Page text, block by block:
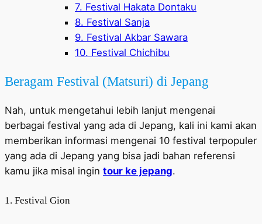
7. Festival Hakata Dontaku
8. Festival Sanja
9. Festival Akbar Sawara
10. Festival Chichibu
Beragam Festival (Matsuri) di Jepang
Nah, untuk mengetahui lebih lanjut mengenai
berbagai festival yang ada di Jepang, kali ini kami akan
memberikan informasi mengenai 10 festival terpopuler
yang ada di Jepang yang bisa jadi bahan referensi
kamu jika misal ingin tour ke jepang.
1. Festival Gion